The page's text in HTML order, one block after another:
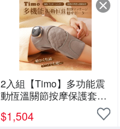
2入組【Timo】多功能震
動恆溫關節按摩保護套
$1,504